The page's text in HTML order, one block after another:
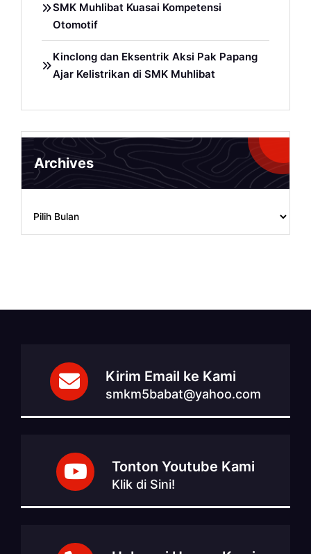
SMK Muhlibat Kuasai Kompetensi
Otomotif
Kinclong dan Eksentrik Aksi Pak Papang
Ajar Kelistrikan di SMK Muhlibat
Archives
Kirim Email ke Kami
smkm5babat@yahoo.com
Tonton Youtube Kami
Klik di Sini!